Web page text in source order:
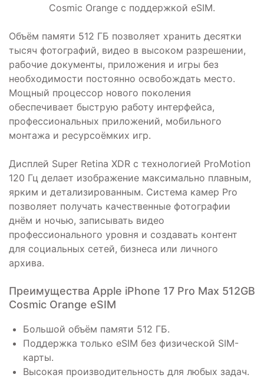
Cosmic Orange с поддержкой eSIM.
Объём памяти 512 ГБ позволяет хранить десятки
тысяч фотографий, видео в высоком разрешении,
рабочие документы, приложения и игры без
необходимости постоянно освобождать место.
Мощный процессор нового поколения
обеспечивает быструю работу интерфейса,
профессиональных приложений, мобильного
монтажа и ресурсоёмких игр.
Дисплей Super Retina XDR с технологией ProMotion
120 Гц делает изображение максимально плавным,
ярким и детализированным. Система камер Pro
позволяет получать качественные фотографии
днём и ночью, записывать видео
профессионального уровня и создавать контент
для социальных сетей, бизнеса или личного
архива.
Преимущества Apple iPhone 17 Pro Max 512GB
Cosmic Orange eSIM
Большой объём памяти 512 ГБ.
Поддержка только eSIM без физической SIM-
карты.
Высокая производительность для любых задач.